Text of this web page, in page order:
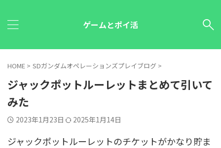
ゲームとポイ活
HOME > SDガンダムオペレーションズプレイブログ >
ジャックポットルーレットまとめて引いて
みた
2023年1月23日 2025年1月14日
ジャックポットルーレットのチケットがかなり貯ま